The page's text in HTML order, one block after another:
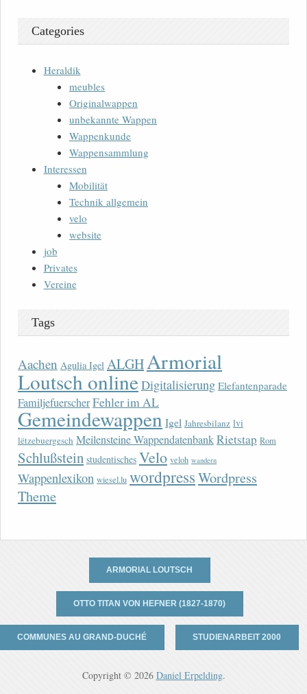
Categories
Heraldik
meubles
Originalwappen
unbekannte Wappen
Wappenkunde
Wappensammlung
Interessen
Mobilität
Technik allgemein
velo
website
job
Privates
Vereine
Tags
Aachen Agulia Igel ALGHArmorial
Loutsch onlineDigitalisierung Elefantenparade
FamiljefuerscherFehler im AL
Gemeindewappen Igel Jahresbilanz lvi
lëtzebuergesch Meilensteine WappendatenbankRietstap Rom
Schlußstein studentisches Velo veloh wandern
Wappenlexikon wiesel.lu wordpressWordpress
Theme
ARMORIAL LOUTSCH
OTTO TITAN VON HEFNER (1827-1870)
COMMUNES AU GRAND-DUCHÉ STUDIENARBEIT 2000
Copyright © 2026 Daniel Erpelding.